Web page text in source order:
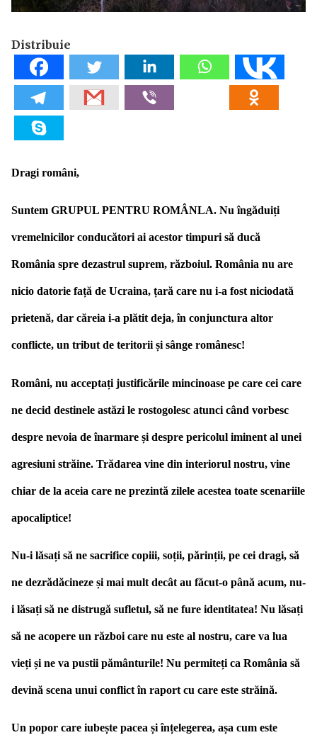
Distribuie
Dragi români,
Suntem GRUPUL PENTRU ROMÂNLA. Nu îngăduiți
vremelnicilor conducători ai acestor timpuri să ducă
România spre dezastrul suprem, războiul. România nu are
nicio datorie față de Ucraina, țară care nu i-a fost niciodată
prietenă, dar căreia i-a plătit deja, în conjunctura altor
conflicte, un tribut de teritorii și sânge românesc!
Români, nu acceptați justificările mincinoase pe care cei care
ne decid destinele astăzi le rostogolesc atunci când vorbesc
despre nevoia de înarmare și despre pericolul iminent al unei
agresiuni străine. Trădarea vine din interiorul nostru, vine
chiar de la aceia care ne prezintă zilele acestea toate scenariile
apocaliptice!
Nu-i lăsați să ne sacrifice copiii, soții, părinții, pe cei dragi, să
ne dezrădăcineze și mai mult decât au făcut-o până acum, nu-
i lăsați să ne distrugă sufletul, să ne fure identitatea! Nu lăsați
să ne acopere un război care nu este al nostru, care va lua
vieți și ne va pustii pământurile! Nu permiteți ca România să
devină scena unui conflict în raport cu care este străină.
Un popor care iubește pacea și înțelegerea, așa cum este